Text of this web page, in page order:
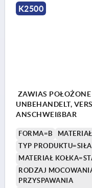
K2500
ZAWIAS
UNBEHANDELT,
ANSCHWEIßBAR
FORMA=B
TYP
MATERIAŁ
RODZAJ
PRZYSPAWANIA